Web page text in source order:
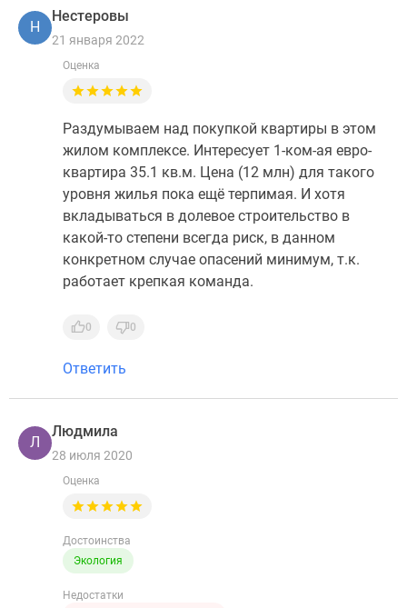
Н
Нестеровы
21 января 2022
Оценка
Раздумываем над покупкой квартиры в этом
жилом комплексе. Интересует 1-ком-ая евро-
квартира 35.1 кв.м. Цена (12 млн) для такого
уровня жилья пока ещё терпимая. И хотя
вкладываться в долевое строительство в
какой-то степени всегда риск, в данном
конкретном случае опасений минимум, т.к.
работает крепкая команда.
0 0
Ответить
Л
Людмила
28 июля 2020
Оценка
Достоинства
Экология
Недостатки